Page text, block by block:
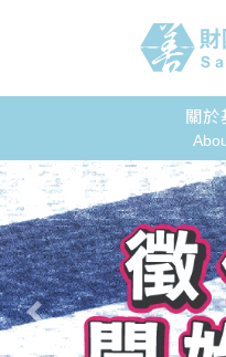
關於
Previous